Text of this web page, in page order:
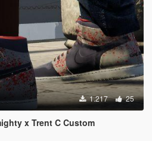
1.217 25
x Trent C Custom